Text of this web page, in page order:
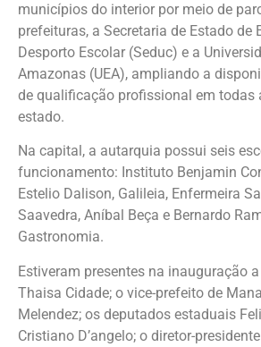
municípios do interior por meio de
prefeituras, a Secretaria de Estado de
Desporto Escolar (Seduc) e a
Amazonas (UEA), ampliando a
de qualificação profissional em todas
estado.
Na capital, a autarquia possui seis
funcionamento: Instituto Benjamin
Estelio Dalison, Galileia, Enfermeira
Saavedra, Aníbal Beça e Bernardo
Gastronomia.
Estiveram presentes na inauguração
Thaisa Cidade; o vice-prefeito de
Melendez; os deputados estaduais
Cristiano D’angelo; o diretor-